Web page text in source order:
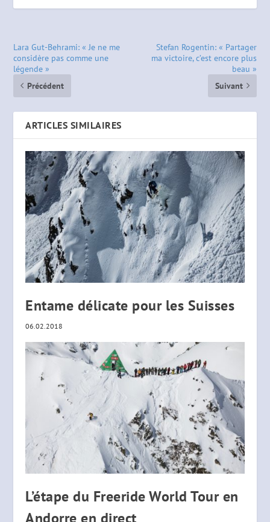
Lara Gut-Behrami: « Je ne me
considère pas comme une
légende »
Précédent
Stefan Rogentin: « Partager
ma victoire, c’est encore plus
beau »
Suivant
ARTICLES SIMILAIRES
Entame délicate pour les Suisses
06.02.2018
L’étape du Freeride World Tour en
Andorre en direct